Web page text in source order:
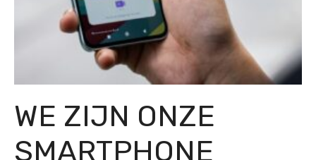
WE ZIJN ONZE
SMARTPHONE